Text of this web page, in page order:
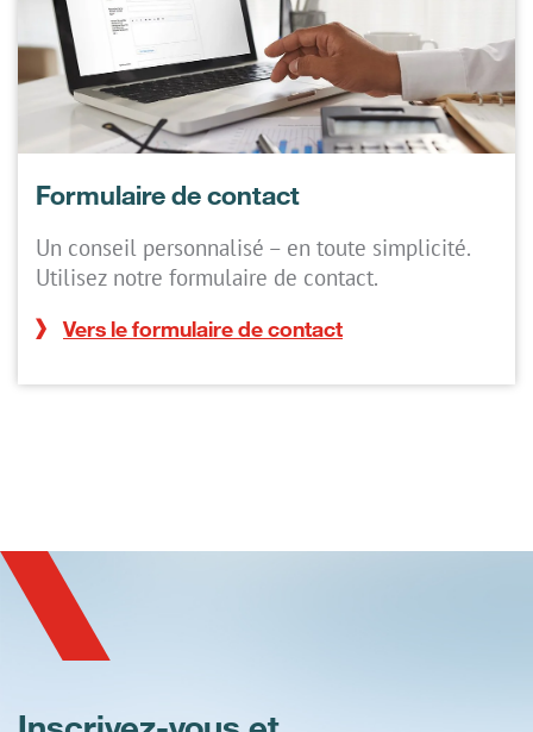
Formulaire de contact
Un conseil personnalisé – en toute simplicité.
Utilisez notre formulaire de contact.
Vers le formulaire de contact